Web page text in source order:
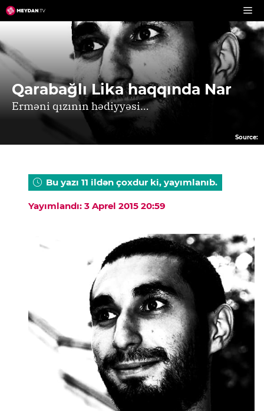
Skip
to
content
Qarabağlı Lika haqqında Nar
Erməni qızının hədiyyəsi…
Source:
Bu yazı 11 ildən çoxdur ki, yayımlanıb.
Yayımlandı: 3 Aprel 2015 20:59